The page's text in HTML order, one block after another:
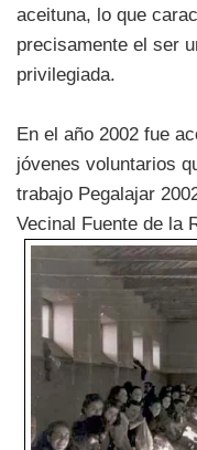
aceituna, lo que
precisamente el ser
privilegiada.
En el año 2002 fue
jóvenes voluntarios
trabajo Pegalajar
Vecinal Fuente de la